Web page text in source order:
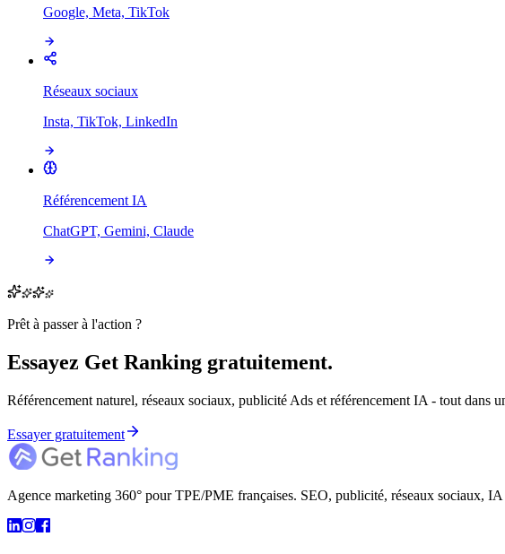
Google, Meta, TikTok
Réseaux sociaux
Insta, TikTok, LinkedIn
Référencement IA
ChatGPT, Gemini, Claude
Prêt à passer à l'action ?
Essayez Get Ranking gratuitement.
Référencement naturel, réseaux sociaux, publicité Ads et référencement IA - tout dans
Essayer gratuitement
Agence marketing 360° pour TPE/PME françaises. SEO, publicité, réseaux sociaux, IA